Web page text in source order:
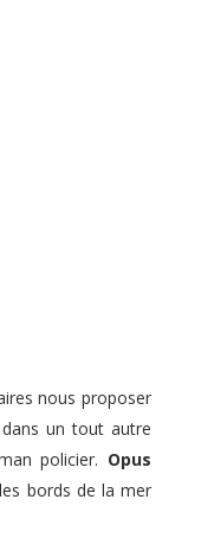
nous proposer
un tout autre
policier. Opus
bords de la mer